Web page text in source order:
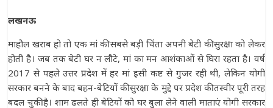
लखनऊ
माहौल खराब हो तो एक मां की सबसे बड़ी चिंता अपनी बेटी की सुरक्षा को लेकर
होती है। जब तक बेटी घर न लौटे, मां का मन आशंकाओं से घिरा रहता है। वर्ष
2017 से पहले उत्तर प्रदेश में हर मां इसी कष्ट से गुजर रही थी, लेकिन योगी
सरकार बनने के बाद बहन-बेटियों की सुरक्षा के मुद्दे पर प्रदेश की तस्वीर पूरी तरह
बदल चुकी है। शाम ढलते ही बेटियों को घर बुला लेने वाली माताएं योगी सरकार